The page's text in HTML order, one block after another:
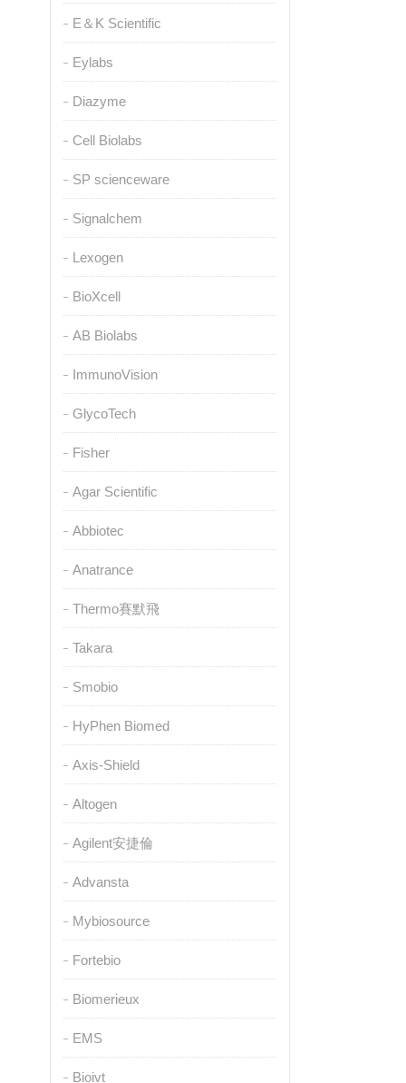
E＆K Scientific
Eylabs
Diazyme
Cell Biolabs
SP scienceware
Signalchem
Lexogen
BioXcell
AB Biolabs
ImmunoVision
GlycoTech
Fisher
Agar Scientific
Abbiotec
Anatrance
Thermo賽默飛
Takara
Smobio
HyPhen Biomed
Axis-Shield
Altogen
Agilent安捷倫
Advansta
Mybiosource
Fortebio
Biomerieux
EMS
Bioivt